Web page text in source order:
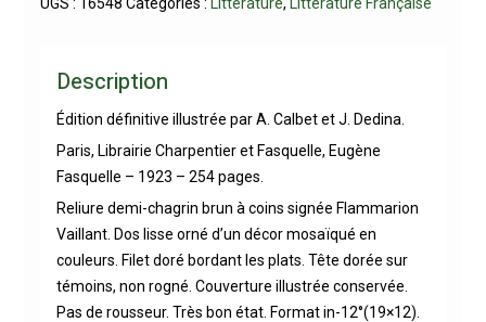
Description
Édition définitive illustrée par A. Calbet et J. Dedina.
Paris, Librairie Charpentier et Fasquelle, Eugène
Fasquelle – 1923 – 254 pages.
Reliure demi-chagrin brun à coins signée Flammarion
Vaillant. Dos lisse orné d’un décor mosaïqué en
couleurs. Filet doré bordant les plats. Tête dorée sur
témoins, non rogné. Couverture illustrée conservée.
Pas de rousseur. Très bon état. Format in-12°(19×12).